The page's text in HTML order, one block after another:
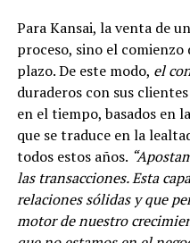
Para Kansai, la venta de
proceso, sino el
plazo. De este modo, el
duraderos con sus
en el tiempo, basados en
que se traduce en la
todos estos años. “
las transacciones. Esta
relaciones sólidas y que
motor de nuestro